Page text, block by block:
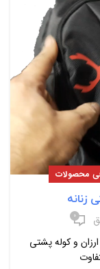
محصولات
زنانه
۰
و کوله پشتی